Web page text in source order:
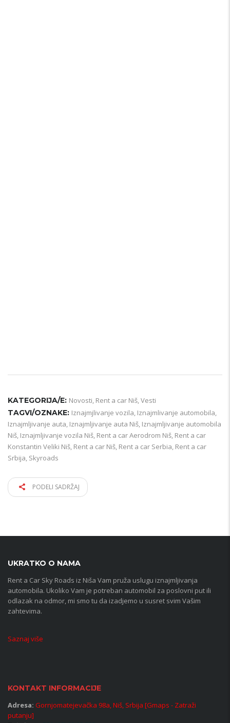
KATEGORIJA/E: Novosti Rent a car Niš Vesti
TAGVI/OZNAKE: Iznajmjlivanje vozila Iznajmlivanje automobila
Iznajmljivanje auta Iznajmljivanje auta Niš Iznajmljivanje automobila
Niš Iznajmljivanje vozila Niš Rent a car Aerodrom Niš Rent a car
Konstantin Veliki Niš Rent a car Niš Rent a car Serbia Rent a car
Srbija Skyroads
PODELI SADRŽAJ
UKRATKO O NAMA
Rent a Car Sky Roads iz Niša Vam pruža uslugu iznajmljivanja
automobila. Ukoliko Vam je potreban automobil za poslovni put ili
odlazak na odmor, mi smo tu da izadjemo u susret svim Vašim
zahtevima.
Saznaj više
KONTAKT INFORMACIJE
Adresa: Gornjomatejevačka 98a, Niš, Srbija [Gmaps - Zatraži
putanju]